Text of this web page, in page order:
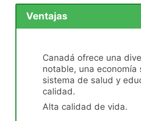
Ventajas
Canadá ofrece una
notable, una economía
sistema de salud y
calidad.
Alta calidad de vida.